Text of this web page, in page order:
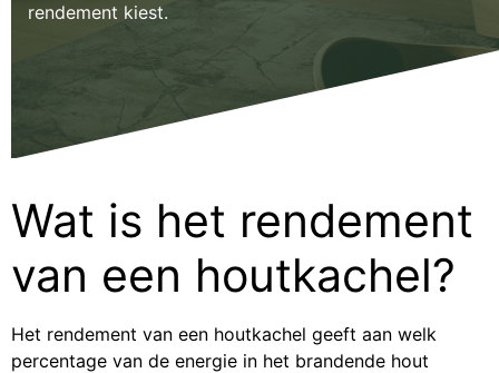
rendement kiest.
Wat is het rendement
van een houtkachel?
Het rendement van een houtkachel geeft aan welk
percentage van de energie in het brandende hout